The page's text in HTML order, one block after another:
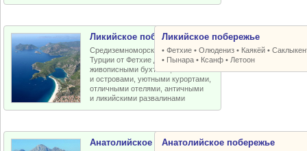
Ликийское побережье
Средиземноморское побережье
Турции от Фетхие до Кемера с
живописными бухтами, пляжами
и островами, уютными курортами,
отличными отелями, античными
и ликийскими развалинами
Ликийское побережье
•Фетхие •Олюдениз • Каякёй •
• Пынара • Ксанф • Летоон
Анатолийское побережьеАнатолийское побережье